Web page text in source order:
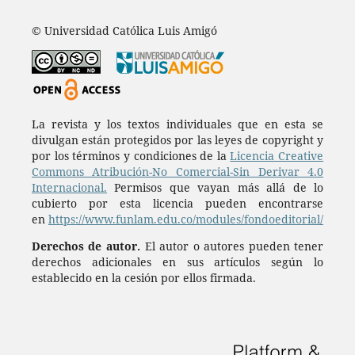
© Universidad Católica Luis Amigó
La revista y los textos individuales que en esta se
divulgan están protegidos por las leyes de copyright y
por los términos y condiciones de laLicencia Creative
Commons Atribución-No Comercial-Sin Derivar 4.0
Internacional. Permisos que vayan más allá de lo
cubierto por esta licencia pueden encontrarse
en https://www.funlam.edu.co/modules/fondoeditorial/
Derechos de autor. El autor o autores pueden tener
derechos adicionales en sus artículos según lo
establecido en la cesión por ellos firmada.